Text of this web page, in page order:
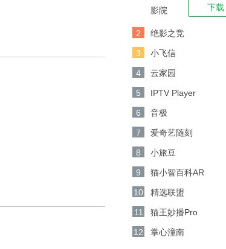
下载
2 绝影之竞
3 小飞信
4 云家园
5 IPTV Player
6 音极
7 爱奇艺随刻
8 小旅豆
9 猫小智百科AR
10 精选联盟
11 猫王妙播Pro
12 掌心潼南